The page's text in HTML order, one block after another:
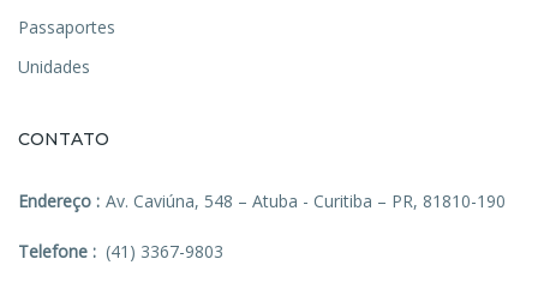
Passaportes
Unidades
CONTATO
Endereço : Av. Caviúna, 548 – Atuba - Curitiba – PR, 81810-190
Telefone : (41) 3367-9803